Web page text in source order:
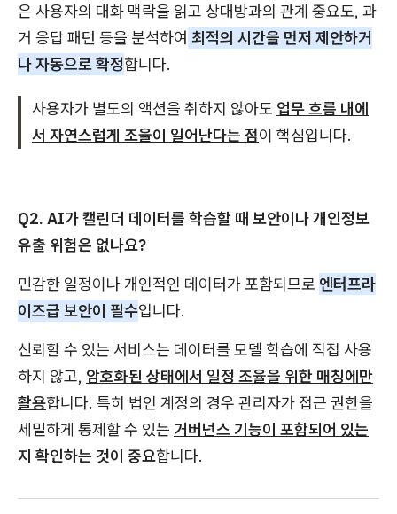
은 사용자의 대화 맥락을 읽고 상대방과의 관계 중요도, 과
거 응답 패턴 등을 분석하여 최적의 시간을 먼저 제안하거
나 자동으로 확정합니다.
사용자가 별도의 액션을 취하지 않아도 업무 흐름 내에
서 자연스럽게 조율이 일어난다는 점이 핵심입니다.
Q2. AI가 캘린더 데이터를 학습할 때 보안이나 개인정보
유출 위험은 없나요?
민감한 일정이나 개인적인 데이터가 포함되므로 엔터프라
이즈급 보안이 필수입니다.
신뢰할 수 있는 서비스는 데이터를 모델 학습에 직접 사용
하지 않고, 암호화된 상태에서 일정 조율을 위한 매칭에만
활용합니다. 특히 법인 계정의 경우 관리자가 접근 권한을
세밀하게 통제할 수 있는 거버넌스 기능이 포함되어 있는
지 확인하는 것이 중요합니다.